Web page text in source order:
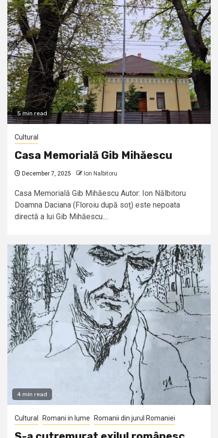
5 min read
Cultural
Casa Memorială Gib Mihăescu
December 7, 2025 Ion Nalbitoru
Casa Memorială Gib Mihăescu Autor: Ion Nălbitoru
Doamna Daciana (Floroiu după soț) este nepoata
directă a lui Gib Mihăescu....
4 min read
Cultural Romani in lume Romanii din jurul Romaniei